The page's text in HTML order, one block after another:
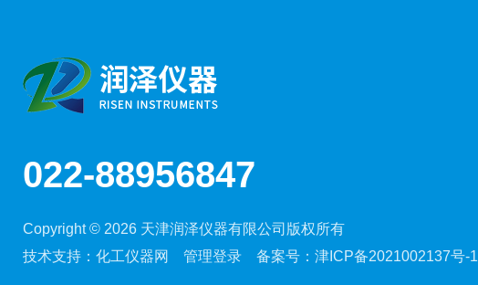
022-88956847
Copyright © 2026 天津润泽仪器有限公司版权所有
技术支持： 化工仪器网 管理登录 备案号： 津ICP备2021002137号-1